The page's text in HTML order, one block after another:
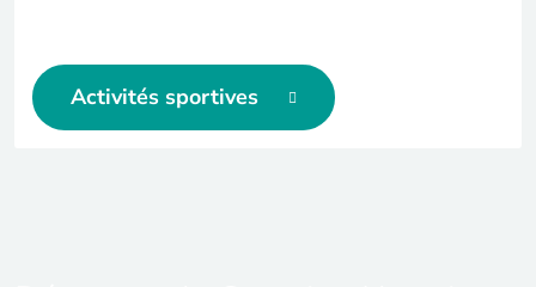
Activités sportives